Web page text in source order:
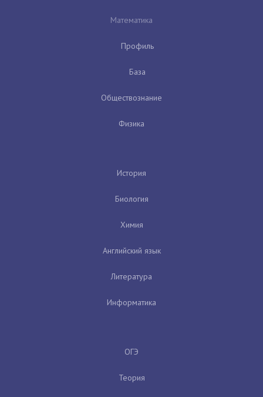
Математика
Профиль
База
Обществознание
Физика
История
Биология
Химия
Английский язык
Литература
Информатика
ОГЭ
Теория